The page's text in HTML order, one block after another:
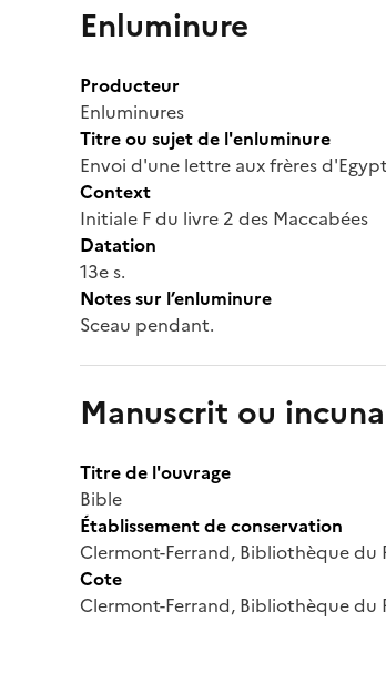
Enluminure
Producteur
Enluminures
Titre ou sujet de l'enluminure
Envoi d'une lettre aux frères
Context
Initiale F du livre 2 des Maccabées
Datation
13e s.
Notes sur l’enluminure
Sceau pendant.
Manuscrit ou
Titre de l'ouvrage
Bible
Établissement de conservation
Clermont-Ferrand, Bibliothèque du
Cote
Clermont-Ferrand, Bibliothèque du